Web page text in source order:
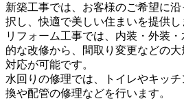
新築工事では、お客様のご希望に
択し、快適で美しい住まいを提供し
リフォーム工事では、内装・外装
的な改修から、間取り変更などの
対応が可能です。
水回りの修理では、トイレやキッ
換や配管の修理などを行います。